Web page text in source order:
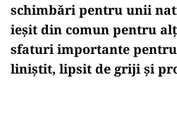
schimbări pentru unii
ieşit din comun pentru
sfaturi importante
liniștit, lipsit de griji și